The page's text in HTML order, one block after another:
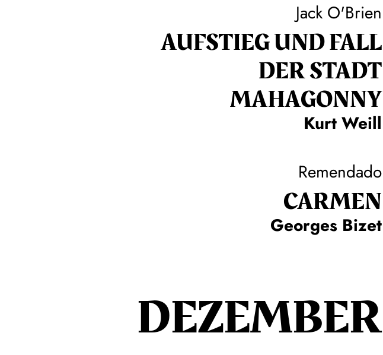
Jack O'Brien
AUFSTIEG UND FALL
DER STADT
MAHAGONNY
Kurt Weill
Remendado
CARMEN
Georges Bizet
DEZEMBER